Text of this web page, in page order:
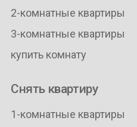
2-комнатные квартиры
3-комнатные квартиры
купить комнату
Снять квартиру
1-комнатные квартиры